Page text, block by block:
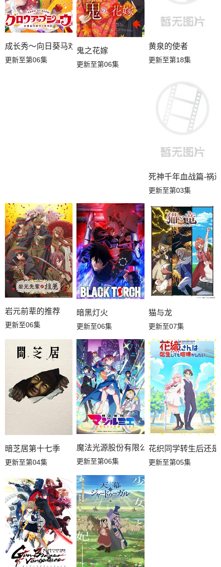
成长秀～向日葵马戏团～
更新至第06集
鬼之花嫁
更新至第06集
黄泉的使者
更新至第18集
死神千年血战篇-祸
更新至第03集
岩元前辈的推荐
更新至06集
暗黑灯火
更新至06集
猫与龙
更新至07集
暗芝居第十七季
更新至第04集
魔法光源股份有限公司第二季
更新至第06集
花织同学转生后还
更新至第05集